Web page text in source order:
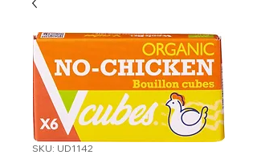
SKU: UD1142